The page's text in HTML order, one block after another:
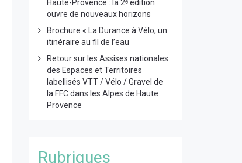
Haute-Provence : la 2ᵉ édition
ouvre de nouveaux horizons
Brochure « La Durance à Vélo, un
itinéraire au fil de l’eau
Retour sur les Assises nationales
des Espaces et Territoires
labellisés VTT / Vélo / Gravel de
la FFC dans les Alpes de Haute
Provence
Rubriques